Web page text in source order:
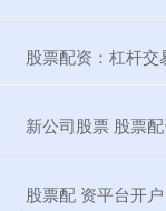
股票配资：杠杆
新公司股票 股票
股票配 资平台开